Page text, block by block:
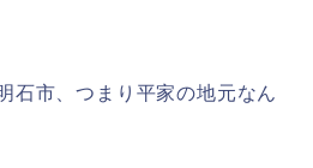
石市、つまり平家の地元なん